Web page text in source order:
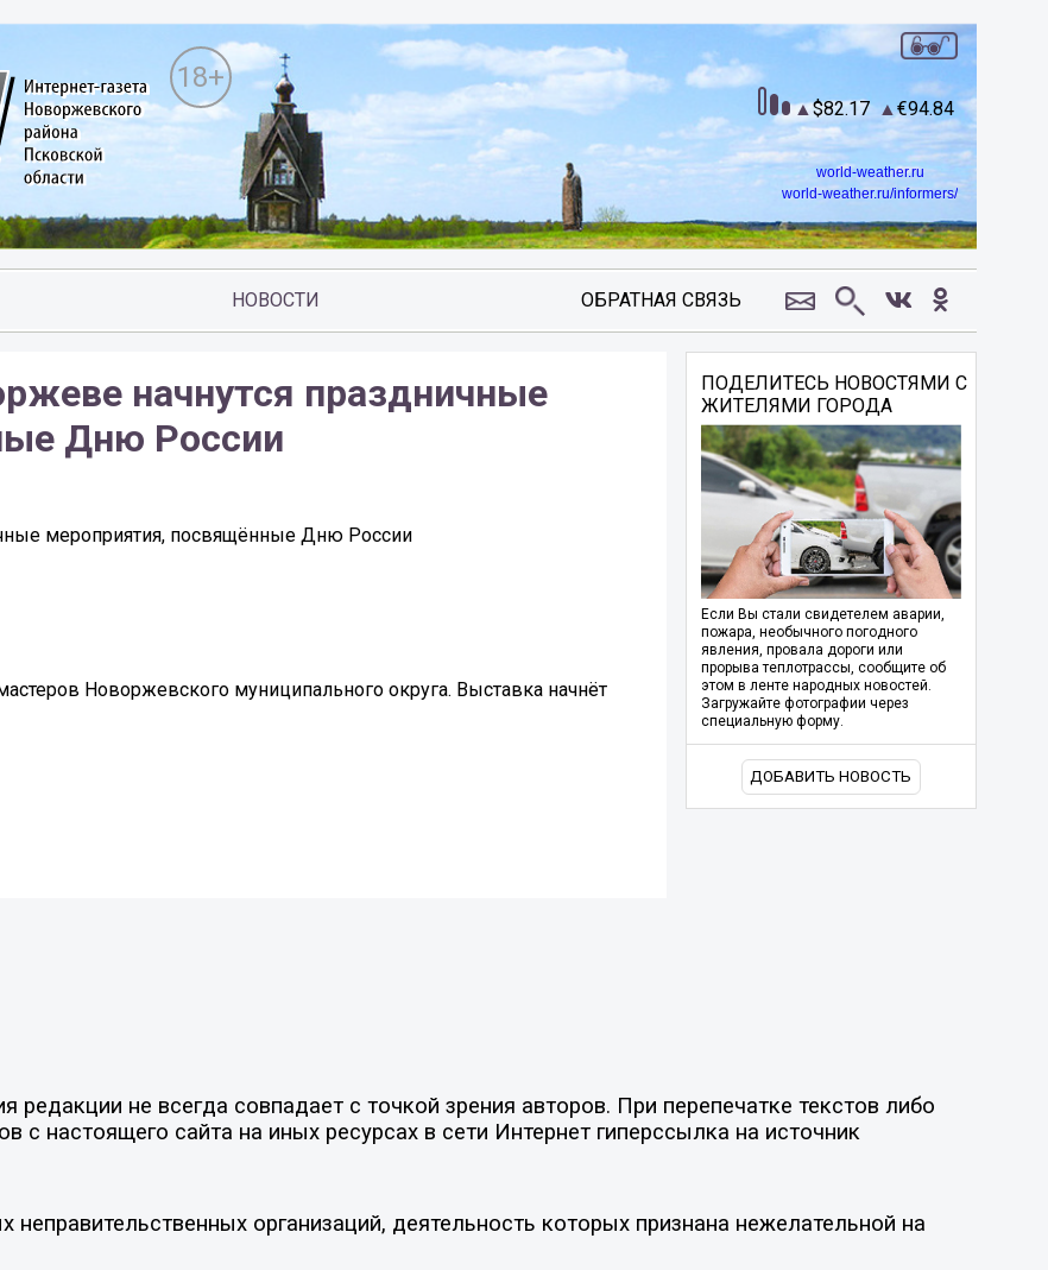
18+
82.17 94.84
world-weather.ru
world-weather.ru/informers/
НОВОСТИ ОБРАТНАЯ СВЯЗЬ
начнутся праздничные
Дню России
мероприятия, посвящённые Дню России
Новоржевского муниципального округа. Выставка начнёт
ПОДЕЛИТЕСЬ НОВОСТЯМИ С
ЖИТЕЛЯМИ ГОРОДА
Если Вы стали свидетелем аварии,
пожара, необычного погодного
явления, провала дороги или
прорыва теплотрассы, сообщите об
этом в ленте народных новостей.
Загружайте фотографии через
специальную форму.
ДОБАВИТЬ НОВОСТЬ
не всегда совпадает с точкой зрения авторов. При перепечатке текстов либо
с настоящего сайта на иных ресурсах в сети Интернет гиперссылка на источник
организаций, деятельность которых признана нежелательной на